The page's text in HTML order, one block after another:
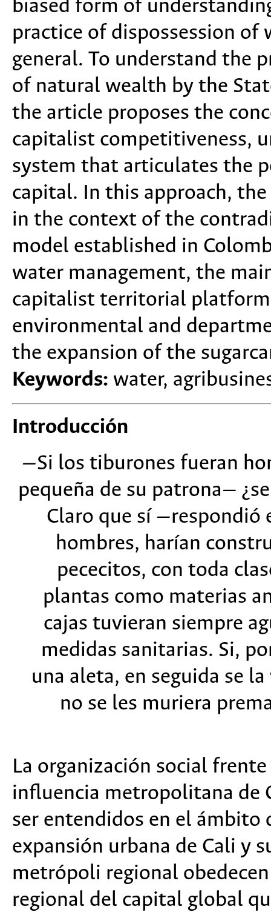
biased form of
practice of dispossession of
general. To understand the
of natural wealth by the
the article proposes the
capitalist competitiveness,
system that articulates the
capital. In this approach,
in the context of the
model established in
water management, the
capitalist territorial
environmental and
the expansion of the
Keywords: water,
Introducción
—Si los tiburones fueran
pequeña de su patrona—
Claro que sí —respondió
hombres, harían
pececitos, con toda
plantas como materias
cajas tuvieran siempre
medidas sanitarias. Si,
una aleta, en seguida se
no se les muriera
La organización social
influencia metropolitana de
ser entendidos en el ámbito
expansión urbana de Cali y
metrópoli regional
regional del capital global